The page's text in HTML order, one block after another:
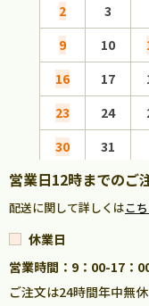
2
3
9
10
16
17
23
24
30
31
営業日12時までのご
配送に関して詳しくはこ
休業日
営業時間：9：00-17：
ご注文は24時間年中無